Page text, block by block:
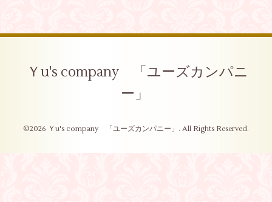
Ｙu's company 「ユーズカンパニ
ー」
©2026 Ｙu's company 「ユーズカンパニー」 . All Rights Reserved.